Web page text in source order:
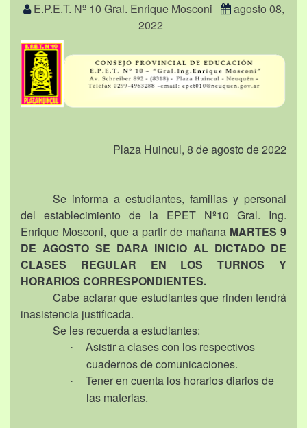
E.P.E.T. Nº 10 Gral. Enrique Mosconi
agosto 08,
2022
Plaza Huincul, 8 de agosto de 2022
Se informa a estudiantes, familias y personal
del establecimiento de la EPET Nº10 Gral. Ing.
Enrique Mosconi, que a partir de mañana MARTES 9
DE AGOSTO SE DARA INICIO AL DICTADO DE
CLASES REGULAR EN LOS TURNOS Y
HORARIOS CORRESPONDIENTES.
Cabe aclarar que estudiantes que rinden tendrá
inasistencia justificada.
Se les recuerda a estudiantes:
·
Asistir a clases con los respectivos
cuadernos de comunicaciones.
·
Tener en cuenta los horarios diarios de
las materias.